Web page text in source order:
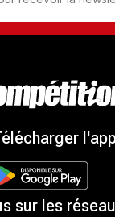
sur les